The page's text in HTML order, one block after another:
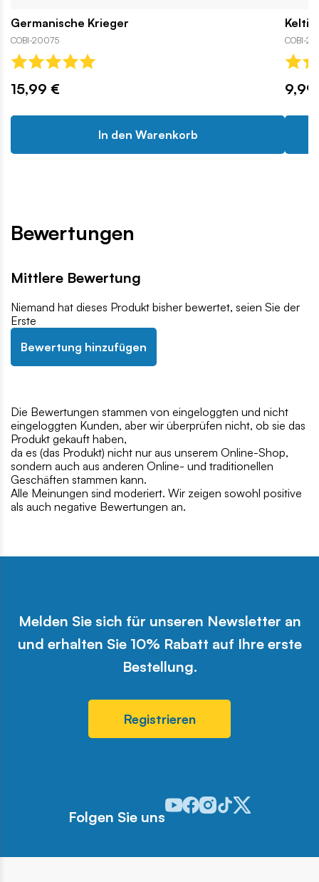
Germanische Krieger
COBI-20075
15,99 €
In den Warenkorb
COBI-
9,99
Bewertungen
Mittlere Bewertung
Niemand hat dieses Produkt bisher bewertet, seien Sie der
Erste
Bewertung hinzufügen
Die Bewertungen stammen von eingeloggten und nicht
eingeloggten Kunden, aber wir überprüfen nicht, ob sie das
Produkt gekauft haben,
da es (das Produkt) nicht nur aus unserem Online-Shop,
sondern auch aus anderen Online- und traditionellen
Geschäften stammen kann.
Alle Meinungen sind moderiert. Wir zeigen sowohl positive
als auch negative Bewertungen an.
Melden Sie sich für unseren Newsletter an
und erhalten Sie 10% Rabatt auf Ihre erste
Bestellung.
Registrieren
Folgen Sie uns
Odwiedź nasz profil w serwisie
Odwiedź nasz profil w
Odwiedź nasz profil w
Odwiedź nasz profil
Odwiedź nasz